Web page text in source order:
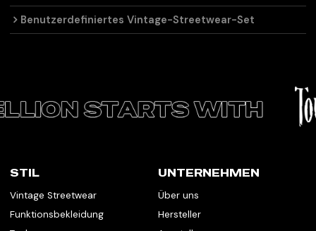
Benutzerdefiniertes Vintage-Streetwear-Set
STIL
Vintage Streetwear
Funktionsbekleidung
UNTERNEHMEN
Über uns
Hersteller